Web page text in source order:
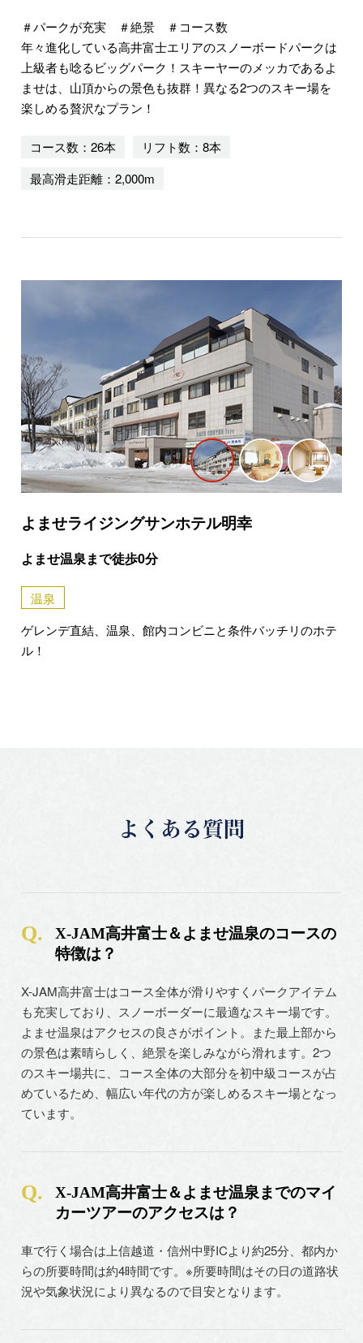
＃パークが充実 ＃絶景 ＃コース数
年々進化している高井富士エリアのスノーボードパークは
上級者も唸るビッグパーク！スキーヤーのメッカであるよ
ませは、山頂からの景色も抜群！異なる2つのスキー場を
楽しめる贅沢なプラン！
コース数：26本
リフト数：8本
最高滑走距離：2,000m
よませライジングサンホテル明幸
よませ温泉まで徒歩0分
温泉
ゲレンデ直結、温泉、館内コンビニと条件バッチリのホテ
ル！
X-JAM高井富士＆よませ温泉のコースの
特徴は？
X-JAM高井富士はコース全体が滑りやすくパークアイテム
も充実しており、スノーボーダーに最適なスキー場です。
よませ温泉はアクセスの良さがポイント。また最上部から
の景色は素晴らしく、絶景を楽しみながら滑れます。2つ
のスキー場共に、コース全体の大部分を初中級コースが占
めているため、幅広い年代の方が楽しめるスキー場となっ
ています。
X-JAM高井富士＆よませ温泉までのマイ
カーツアーのアクセスは？
車で行く場合は上信越道・信州中野ICより約25分、都内か
らの所要時間は約4時間です。※所要時間はその日の道路状
況や気象状況により異なるので目安となります。